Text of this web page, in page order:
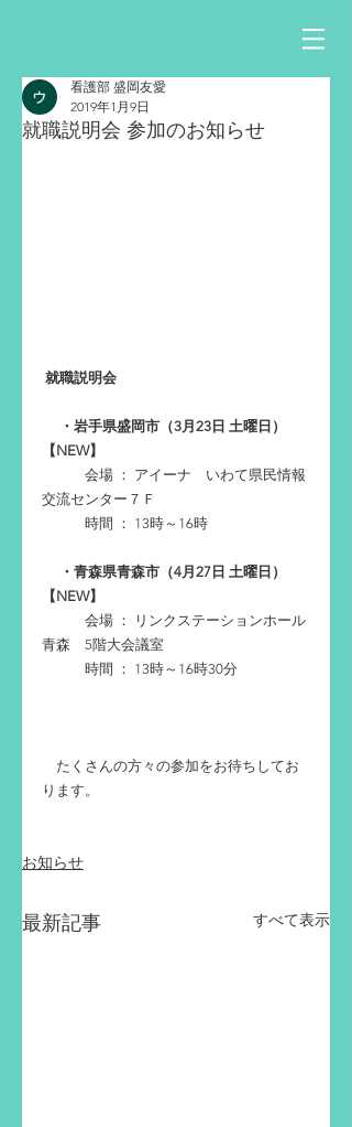
就職説明会 参加のお知らせ
看護部 盛岡友愛
2019年1月9日
就職説明会
・岩手県盛岡市（3月23日 土曜日）
【NEW】
会場 ： アイーナ　いわて県民情報
交流センター７Ｆ
時間 ： 13時～16時
・青森県青森市（4月27日 土曜日）
【NEW】
会場 ： リンクステーションホール
青森　5階大会議室
時間 ： 13時～16時30分
たくさんの方々の参加をお待ちしてお
ります。
お知らせ
最新記事 すべて表示